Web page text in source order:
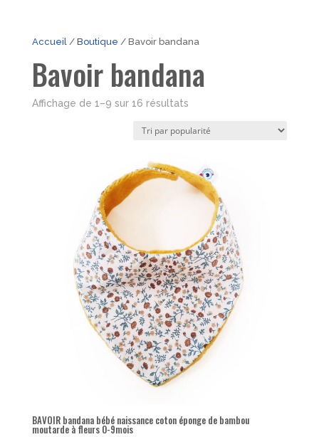
Accueil/ Boutique / Bavoir bandana
Bavoir bandana
Affichage de 1–9 sur 16 résultatsTrié
popularité
BAVOIR bandana bébé naissance coton éponge de bambou
moutarde à fleurs 0-9mois